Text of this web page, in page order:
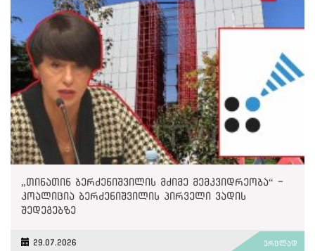
„თინათინ ბერძენიშვილის მძიმე მემკვიდრეობა“ -
კოალიცია ბერძენიშვილის პირველი ვადის
შედეგებზე
29.07.2026 ვრცლად